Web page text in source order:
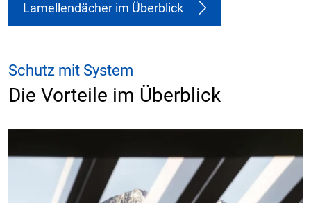
Lamellendächer im Überblick
Schutz mit System
Die Vorteile im Überblick